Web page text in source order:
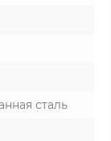
сталь